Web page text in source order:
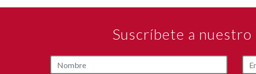
Suscríbete a